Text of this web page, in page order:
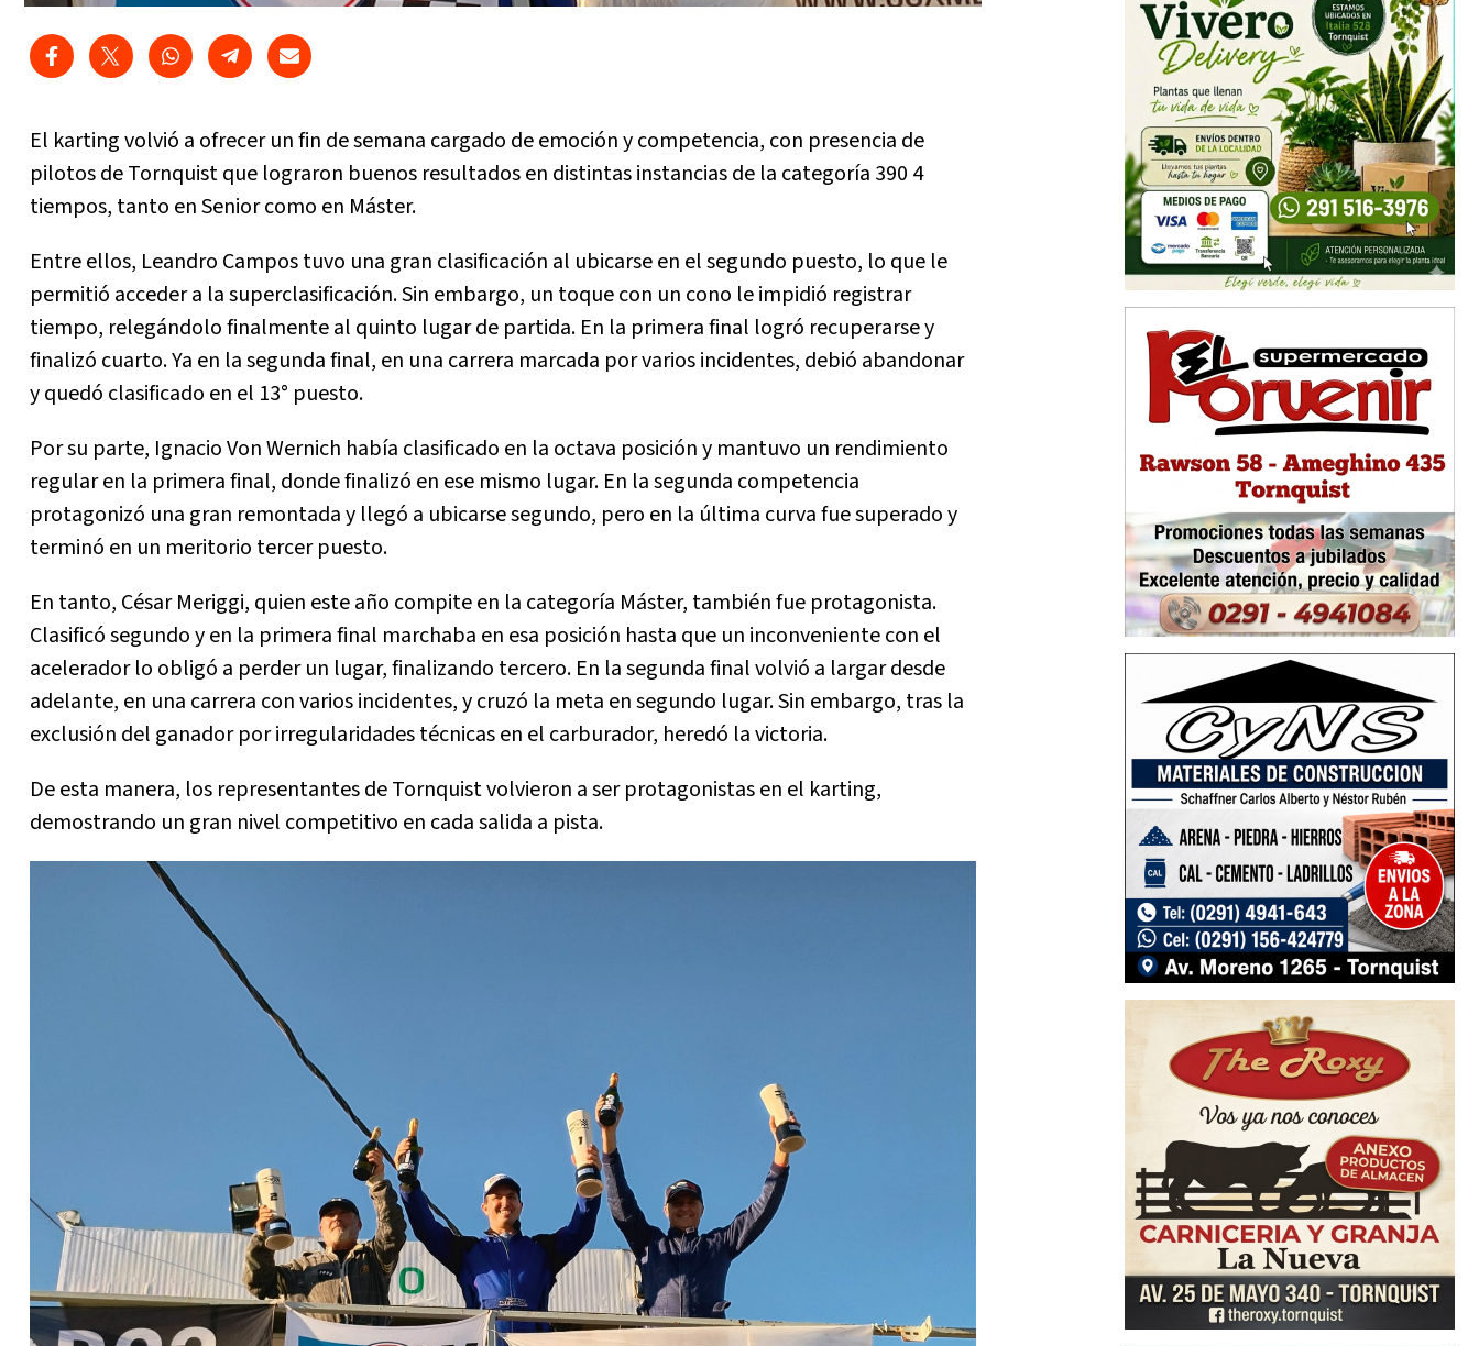
El karting volvió a ofrecer un fin de semana cargado de emoción y competencia, con presencia de
pilotos de Tornquist que lograron buenos resultados en distintas instancias de la categoría 390 4
tiempos, tanto en Senior como en Máster.
Entre ellos, Leandro Campos tuvo una gran clasificación al ubicarse en el segundo puesto, lo que le
permitió acceder a la superclasificación. Sin embargo, un toque con un cono le impidió registrar
tiempo, relegándolo finalmente al quinto lugar de partida. En la primera final logró recuperarse y
finalizó cuarto. Ya en la segunda final, en una carrera marcada por varios incidentes, debió abandonar
y quedó clasificado en el 13° puesto.
Por su parte, Ignacio Von Wernich había clasificado en la octava posición y mantuvo un rendimiento
regular en la primera final, donde finalizó en ese mismo lugar. En la segunda competencia
protagonizó una gran remontada y llegó a ubicarse segundo, pero en la última curva fue superado y
terminó en un meritorio tercer puesto.
En tanto, César Meriggi, quien este año compite en la categoría Máster, también fue protagonista.
Clasificó segundo y en la primera final marchaba en esa posición hasta que un inconveniente con el
acelerador lo obligó a perder un lugar, finalizando tercero. En la segunda final volvió a largar desde
adelante, en una carrera con varios incidentes, y cruzó la meta en segundo lugar. Sin embargo, tras la
exclusión del ganador por irregularidades técnicas en el carburador, heredó la victoria.
De esta manera, los representantes de Tornquist volvieron a ser protagonistas en el karting,
demostrando un gran nivel competitivo en cada salida a pista.